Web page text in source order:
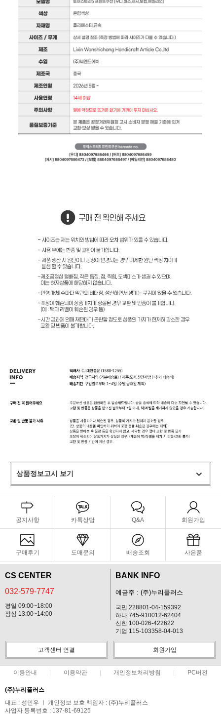
상품정보고시 보기
공지사항 카톡상담 Q&A 회원가입
구매후기 도매문의 배송조회 사은품
CS CENTER
032-579-7747
평일 09:00~18:00
점심 13:00~14:00
BANK INFO
예금주 : (주)누리플러스
국민 228801-04-159392
하나 745-910012-62404
신한 100-026-422622
기업 115-103358-04-013
고객센터 연결 회원가입
이용안내 이용약관 개인정보처리방침 PC버전
(주)누리플러스
대표 : 성민우 ㅣ 개인정보 보호 책임자 : (주)누리플러스
사업자 등록번호 : 137-81-69125